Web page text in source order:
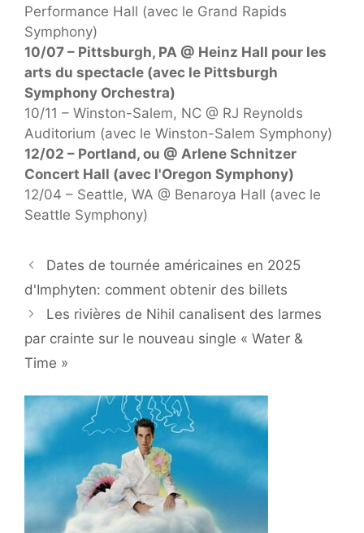
Performance Hall (avec le Grand Rapids
Symphony)
10/07 – Pittsburgh, PA @ Heinz Hall pour les
arts du spectacle (avec le Pittsburgh
Symphony Orchestra)
10/11 – Winston-Salem, NC @ RJ Reynolds
Auditorium (avec le Winston-Salem Symphony)
12/02 – Portland, ou @ Arlene Schnitzer
Concert Hall (avec l'Oregon Symphony)
12/04 – Seattle, WA @ Benaroya Hall (avec le
Seattle Symphony)
Dates de tournée américaines en 2025
d'Imphyten: comment obtenir des billets
Les rivières de Nihil canalisent des larmes
par crainte sur le nouveau single « Water &
Time »